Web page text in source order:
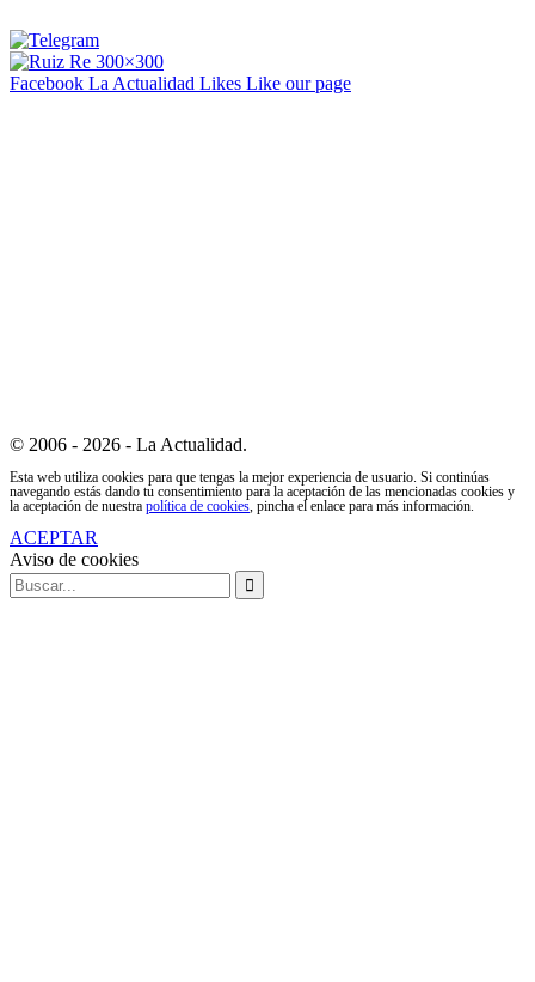
Facebook La Actualidad Likes Like our page
© 2006 - 2026 - La Actualidad.
Esta web utiliza cookies para que tengas la mejor experiencia de usuario. Si continúas
navegando estás dando tu consentimiento para la aceptación de las mencionadas cookies y
la aceptación de nuestra política de cookies, pincha el enlace para más información.
ACEPTAR
Aviso de cookies